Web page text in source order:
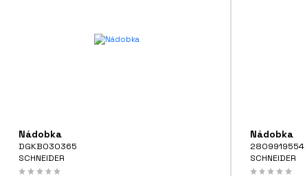
Nádobka
DGKB030365
SCHNEIDER
Nádobka
2809919554
SCHNEIDER